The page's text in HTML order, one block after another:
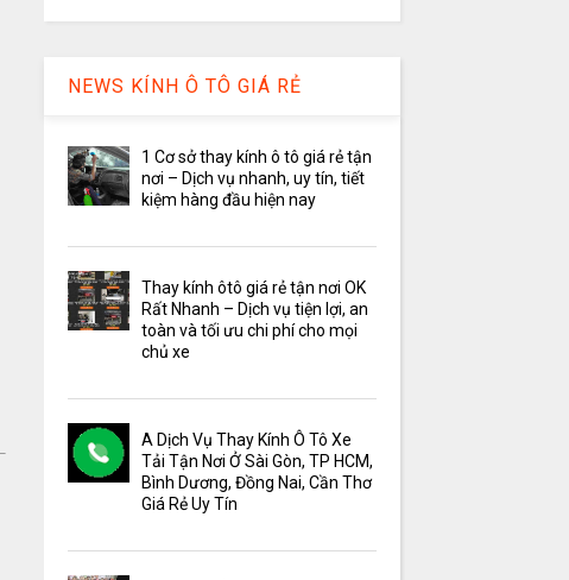
NEWS KÍNH Ô TÔ GIÁ RẺ
1 Cơ sở thay kính ô tô giá rẻ tận
nơi – Dịch vụ nhanh, uy tín, tiết
kiệm hàng đầu hiện nay
Thay kính ôtô giá rẻ tận nơi OK
Rất Nhanh – Dịch vụ tiện lợi, an
toàn và tối ưu chi phí cho mọi
chủ xe
A Dịch Vụ Thay Kính Ô Tô Xe
Tải Tận Nơi Ở Sài Gòn, TP HCM,
Bình Dương, Đồng Nai, Cần Thơ
Giá Rẻ Uy Tín